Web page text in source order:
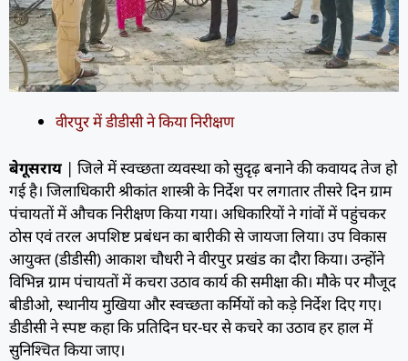
वीरपुर में डीडीसी ने किया निरीक्षण
बेगूसराय | जिले में स्वच्छता व्यवस्था को सुदृढ़ बनाने की कवायद तेज हो
गई है। जिलाधिकारी श्रीकांत शास्त्री के निर्देश पर लगातार तीसरे दिन ग्राम
पंचायतों में औचक निरीक्षण किया गया। अधिकारियों ने गांवों में पहुंचकर
ठोस एवं तरल अपशिष्ट प्रबंधन का बारीकी से जायजा लिया। उप विकास
आयुक्त (डीडीसी) आकाश चौधरी ने वीरपुर प्रखंड का दौरा किया। उन्होंने
विभिन्न ग्राम पंचायतों में कचरा उठाव कार्य की समीक्षा की। मौके पर मौजूद
बीडीओ, स्थानीय मुखिया और स्वच्छता कर्मियों को कड़े निर्देश दिए गए।
डीडीसी ने स्पष्ट कहा कि प्रतिदिन घर-घर से कचरे का उठाव हर हाल में
सुनिश्चित किया जाए।